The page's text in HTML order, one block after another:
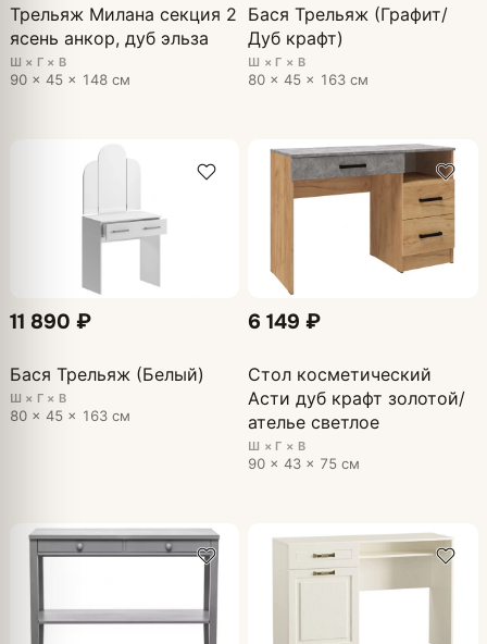
Трельяж Милана секция 2
ясень анкор, дуб эльза
Ш × Г × В
90 × 45 × 148 см
Бася Трельяж (Графит/
Дуб крафт)
Ш × Г × В
80 × 45 × 163 см
11 890 ₽
Бася Трельяж (Белый)
Ш × Г × В
80 × 45 × 163 см
6 149 ₽
Стол косметический
Асти дуб крафт золотой/
ателье светлое
Ш × Г × В
90 × 43 × 75 см